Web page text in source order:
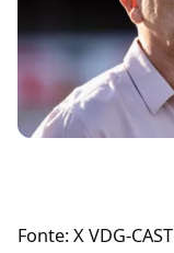
Fonte: X VDG-CAST